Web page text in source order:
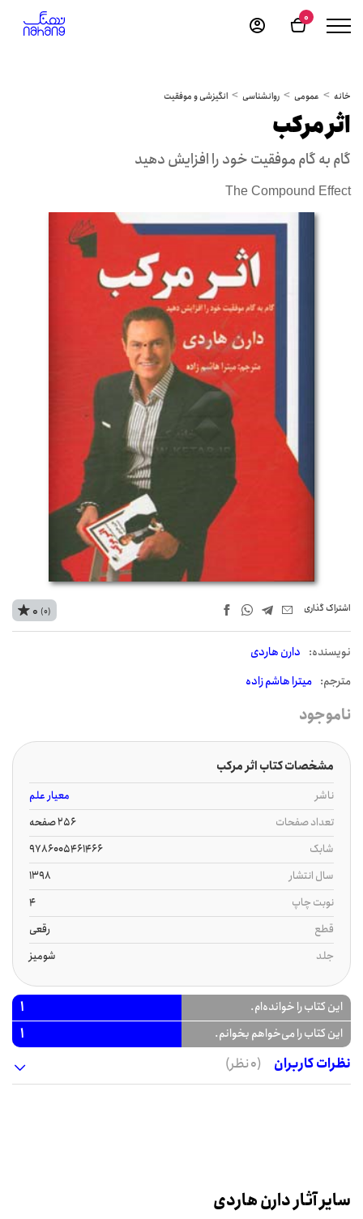
0
خانه عمومی روانشناسی انگیزشی و موفقیت
اثر مرکب
گام به گام موفقیت خود را افزایش دهید
The Compound Effect
اشتراک‌ گذاری
نويسنده: دارن هاردی
مترجم: میترا هاشم زاده
0 (0)
ناموجود
مشخصات کتاب اثر مرکب
ناشر
معیار علم
تعداد صفحات
256 صفحه
شابک
9786005461466
سال انتشار
1398
نوبت چاپ
4
قطع
رقعی
جلد
شومیز
این کتاب را خوانده‌ام. 1
این کتاب را می‌خواهم بخوانم.
1
نظرات کاربران
(0 نظر)
سایر آثار دارن هاردی